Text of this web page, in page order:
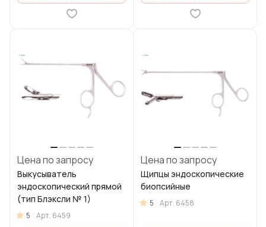
Цена по запросу
Выкусыватель
эндоскопический прямой
(тип Блэксли № 1)
5 Арт. 6459
Цена по запросу
Щипцы эндоскопические
биопсийные
5 Арт. 6458